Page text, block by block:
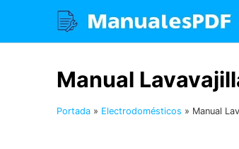
contenido
Manual
Portada » Electrodomésticos » Manual